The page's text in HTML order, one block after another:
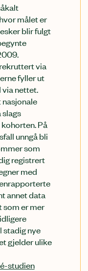
målet er
blir fulgt
via
fyller ut
nettet.
På
unngå bli
som
registrert
med
annet data
som er mer
stadig nye
gjelder ulike
studien